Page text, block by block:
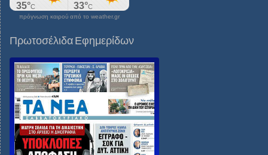
πρόγνωση καιρού από το weather.gr
Πρωτοσέλιδα Εφημερίδων